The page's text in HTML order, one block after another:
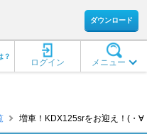
ダウンロード
メニュー
ログイン
？
増車！KDX125srをお迎え！(・∀